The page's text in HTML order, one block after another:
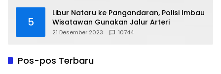
5
Libur Nataru ke Pangandaran, Polisi Imbau
Wisatawan Gunakan Jalur Arteri
21 Desember 2023 10744
Pos-pos Terbaru